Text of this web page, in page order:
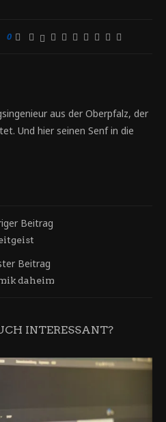
0
aus der Oberpfalz, der
Und hier seinen Senf in die
Beitrag
Beitrag
daheim
INTERESSANT?